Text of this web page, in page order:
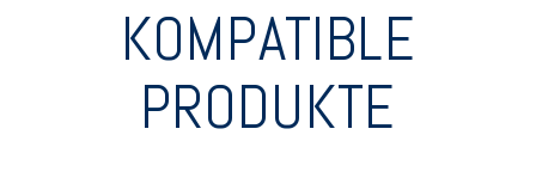
KOMPATIBLE
PRODUKTE